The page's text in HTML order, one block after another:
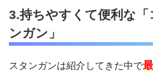
3.持ちやすくて便利な
ンガン」
スタンガンは紹介してきた中で